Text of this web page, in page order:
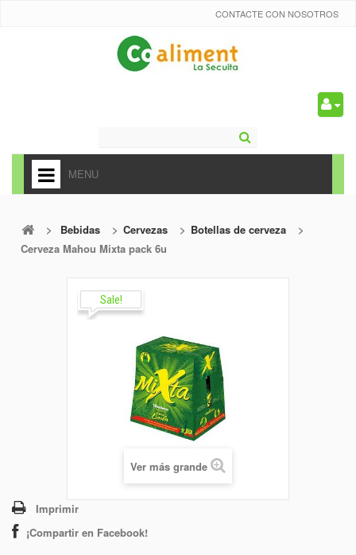
CONTACTE CON NOSOTROS
MENU
ALIMENTACIÓN
CARNICERÍA Y CHARCUTERÍA
> Bebidas > Cervezas > Botellas de cerveza
>
Cerveza Mahou Mixta pack 6u
Sale!
Ver más grande
Imprimir
¡Compartir en Facebook!